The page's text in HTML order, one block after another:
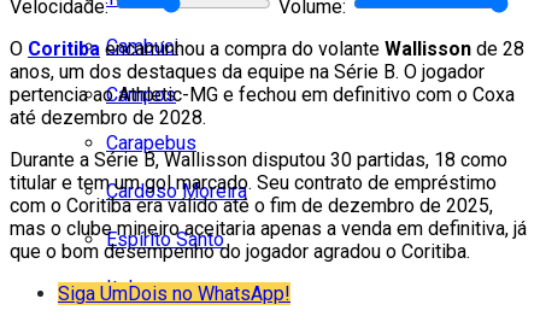
Cambuci
Campos
Carapebus
Cardoso Moreira
Espírito Santo
Italva
Velocidade:
Volume:
O Coritiba encaminhou a compra do volante Wallisson de 28
anos, um dos destaques da equipe na Série B. O jogador
pertencia ao Athletic-MG e fechou em definitivo com o Coxa
até dezembro de 2028.
Durante a Série B, Wallisson disputou 30 partidas, 18 como
titular e tem um gol marcado. Seu contrato de empréstimo
com o Coritiba era válido até o fim de dezembro de 2025,
mas o clube mineiro aceitaria apenas a venda em definitiva, já
que o bom desempenho do jogador agradou o Coritiba.
Siga UmDois no WhatsApp!